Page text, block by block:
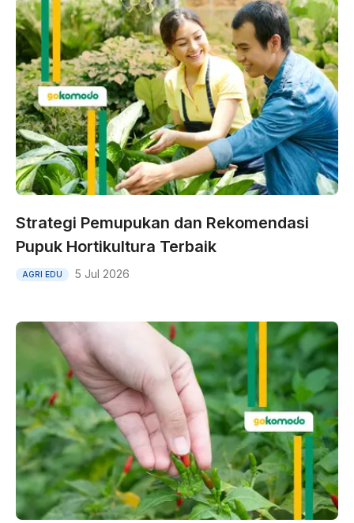
Strategi Pemupukan dan Rekomendasi
Pupuk Hortikultura Terbaik
AGRI EDU 5 Jul 2026